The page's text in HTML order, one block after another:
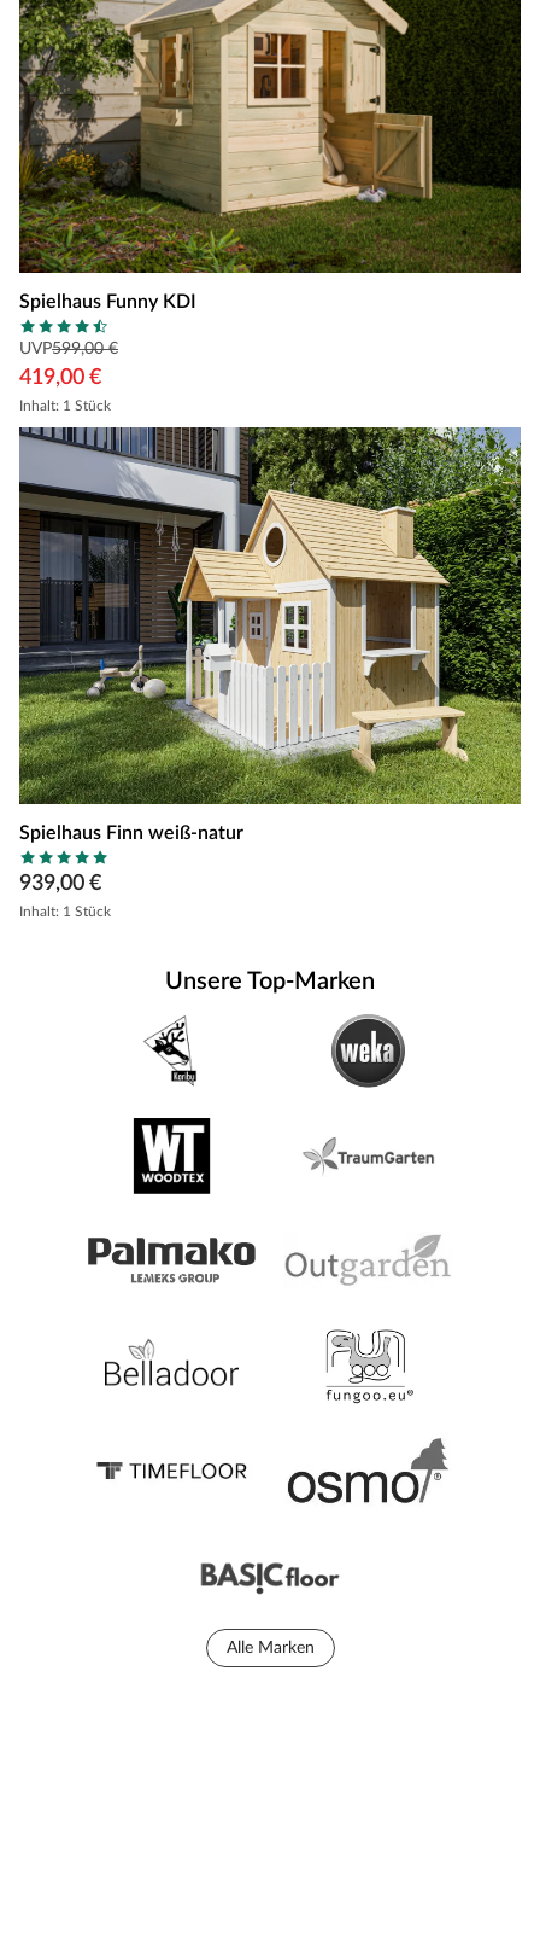
Spielhaus Funny KDI
UVP599,00 €
419,00 €
Inhalt: 1 Stück
Spielhaus Finn weiß-natur
939,00 €
Inhalt: 1 Stück
Unsere Top-Marken
Alle Marken